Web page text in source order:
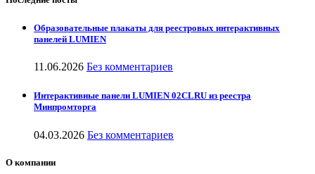
Образовательные плакаты для реестровых интерактивных
панелей LUMIEN
11.06.2026 Без комментариев
Интерактивные панели LUMIEN 02CLRU из реестра
Минпромторга
04.03.2026 Без комментариев
О компании